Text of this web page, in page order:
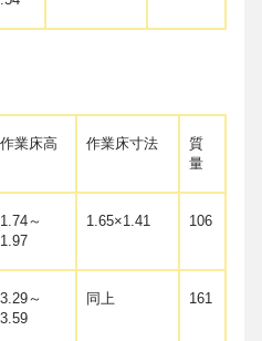
作業床高 作業床寸法
質
量
1.74～
1.97
1.65×1.41 106
3.29～
3.59
同上 161